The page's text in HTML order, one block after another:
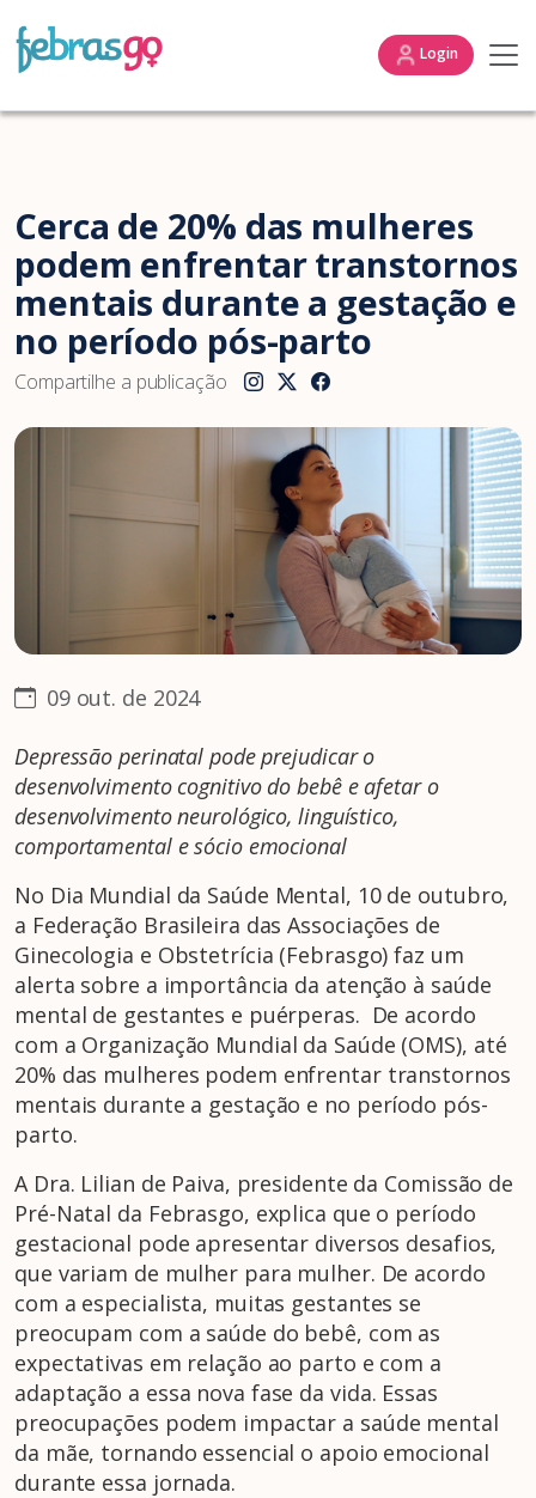
Login
Cerca de 20% das mulheres
podem enfrentar transtornos
mentais durante a gestação e
no período pós-parto
Compartilhe a publicação
09 out. de 2024
Depressão perinatal pode prejudicar o
desenvolvimento cognitivo do bebê e afetar o
desenvolvimento neurológico, linguístico,
comportamental e sócio emocional
No Dia Mundial da Saúde Mental, 10 de outubro,
a Federação Brasileira das Associações de
Ginecologia e Obstetrícia (Febrasgo) faz um
alerta sobre a importância da atenção à saúde
mental de gestantes e puérperas. De acordo
com a Organização Mundial da Saúde (OMS), até
20% das mulheres podem enfrentar transtornos
mentais durante a gestação e no período pós-
parto.
A Dra. Lilian de Paiva, presidente da Comissão de
Pré-Natal da Febrasgo, explica que o período
gestacional pode apresentar diversos desafios,
que variam de mulher para mulher. De acordo
com a especialista, muitas gestantes se
preocupam com a saúde do bebê, com as
expectativas em relação ao parto e com a
adaptação a essa nova fase da vida. Essas
preocupações podem impactar a saúde mental
da mãe, tornando essencial o apoio emocional
durante essa jornada.